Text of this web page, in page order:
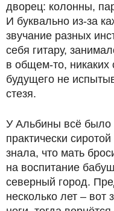
дворец: колонны,
И буквально из-за
звучание разных
себя гитару,
в общем-то, никаких
будущего не
стезя.
У Альбины всё было
практически
знала, что мать
на воспитание
северный город.
несколько лет – вот